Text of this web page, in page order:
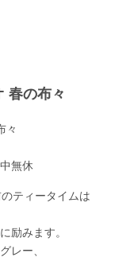
春の布々
々
無休
ティータイムは
励みます。
レー、